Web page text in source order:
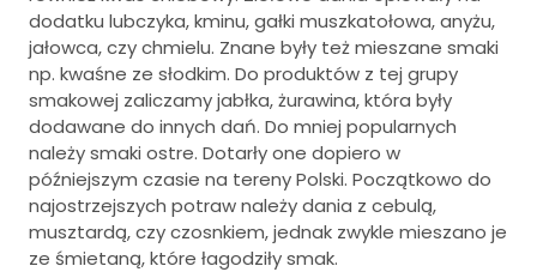
dodatku lubczyka, kminu, gałki muszkatołowa, anyżu,
jałowca, czy chmielu. Znane były też mieszane smaki
np. kwaśne ze słodkim. Do produktów z tej grupy
smakowej zaliczamy jabłka, żurawina, która były
dodawane do innych dań. Do mniej popularnych
należy smaki ostre. Dotarły one dopiero w
późniejszym czasie na tereny Polski. Początkowo do
najostrzejszych potraw należy dania z cebulą,
musztardą, czy czosnkiem, jednak zwykle mieszano je
ze śmietaną, które łagodziły smak.